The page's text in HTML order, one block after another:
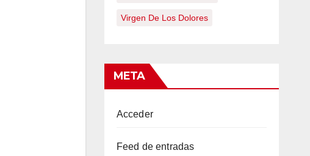
Virgen De Los Dolores
META
Acceder
Feed de entradas